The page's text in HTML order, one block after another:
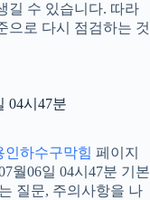
길 수 있습니다. 따라
으로 다시 점검하는 것
04시47분
인하수구막힘 페이지
월06일 04시47분 기본
질문, 주의사항을 나